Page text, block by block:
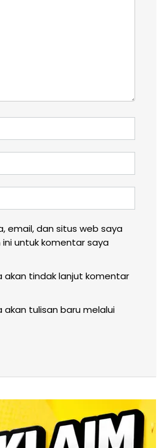
email, dan situs web saya
untuk komentar saya
akan tindak lanjut komentar
akan tulisan baru melalui